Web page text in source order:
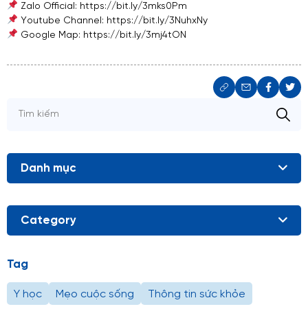
Zalo Official: https://bit.ly/3mks0Pm
Youtube Channel: https://bit.ly/3NuhxNy
Google Map: https://bit.ly/3mj4tON
Danh mục
Category
Tag
Y học Mẹo cuộc sống Thông tin sức khỏe